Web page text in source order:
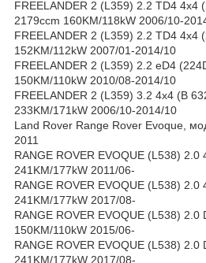
FREELANDER 2 (L359) 2.2 TD4 4x4
2179ccm 160KM/118kW 2006/10-
FREELANDER 2 (L359) 2.2 TD4 4x4
152KM/112kW 2007/01-2014/10
FREELANDER 2 (L359) 2.2 eD4
150KM/110kW 2010/08-2014/10
FREELANDER 2 (L359) 3.2 4x4 (B
233KM/171kW 2006/10-2014/10
Land Rover Range Rover Evoque,
2011
RANGE ROVER EVOQUE (L538) 2.0
241KM/177kW 2011/06-
RANGE ROVER EVOQUE (L538) 2.0
241KM/177kW 2017/08-
RANGE ROVER EVOQUE (L538) 2.0
150KM/110kW 2015/06-
RANGE ROVER EVOQUE (L538) 2.0
241KM/177kW 2017/08-